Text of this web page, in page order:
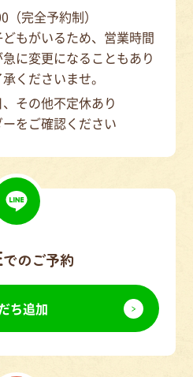
（完全予約制）
もがいるため、営業時間
に変更になることもあり
くださいませ。
その他不定休あり
をご確認ください
でのご予約
ち追加